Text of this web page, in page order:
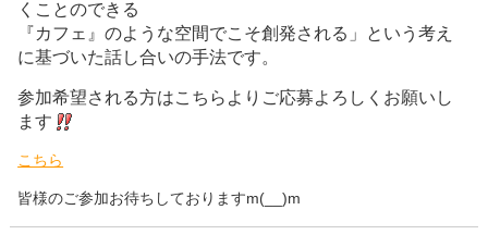
くことのできる
『カフェ』のような空間でこそ創発される」という考え
に基づいた話し合いの手法です。
参加希望される方はこちらよりご応募よろしくお願いし
ます
こちら
皆様のご参加お待ちしておりますm(__)m